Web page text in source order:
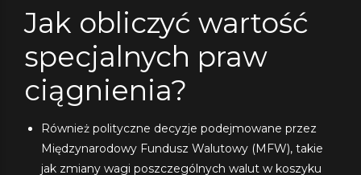
Jak obliczyć wartość
specjalnych praw
ciągnienia?
Również polityczne decyzje podejmowane przez
Międzynarodowy Fundusz Walutowy (MFW), takie
jak zmiany wagi poszczególnych walut w koszyku